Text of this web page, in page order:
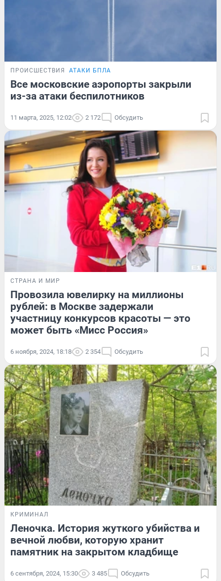
ПРОИСШЕСТВИЯ АТАКИ БПЛА
Все московские аэропорты закрыли
из-за атаки беспилотников
11 марта, 2025, 12:02 2 172 Обсудить
СТРАНА И МИР
Провозила ювелирку на миллионы
рублей: в Москве задержали
участницу конкурсов красоты — это
может быть «Мисс Россия»
6 ноября, 2024, 18:18 2 354 Обсудить
КРИМИНАЛ
Леночка. История жуткого убийства и
вечной любви, которую хранит
памятник на закрытом кладбище
6 сентября, 2024, 15:30 3 485 Обсудить